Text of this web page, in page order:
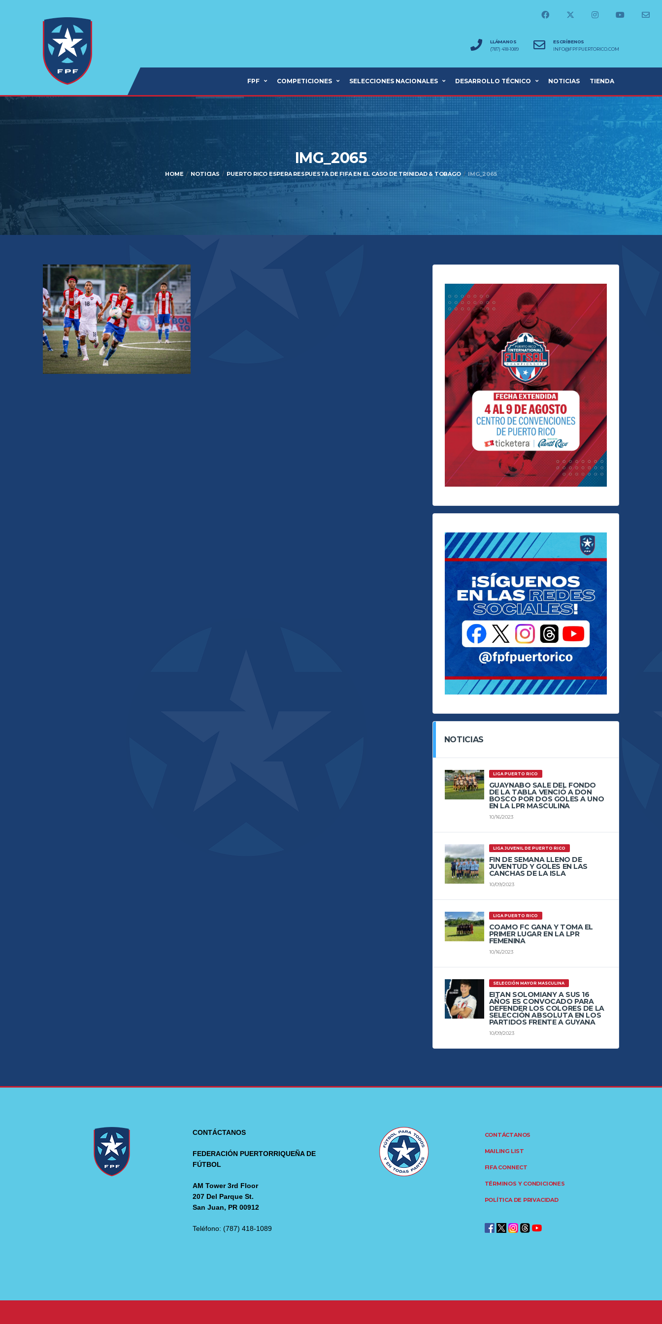
LLÁMANOS
(787) 418-1089
ESCRÍBENOS
INFO@FPFPUERTORICO.COM
FPF COMPETICIONES SELECCIONES NACIONALES DESARROLLO TÉCNICO NOTICIAS TIENDA
IMG_2065
HOME NOTICIAS PUERTO RICO ESPERA RESPUESTA DE FIFA EN EL CASO DE TRINIDAD & TOBAGO IMG_2065
NOTICIAS
LIGA PUERTO RICO
GUAYNABO SALE DEL FONDO
DE LA TABLA VENCIÓ A DON
BOSCO POR DOS GOLES A UNO
EN LA LPR MASCULINA
10/16/2023
LIGA JUVENIL DE PUERTO RICO
FIN DE SEMANA LLENO DE
JUVENTUD Y GOLES EN LAS
CANCHAS DE LA ISLA
10/09/2023
LIGA PUERTO RICO
COAMO FC GANA Y TOMA EL
PRIMER LUGAR EN LA LPR
FEMENINA
10/16/2023
SELECCIÓN MAYOR MASCULINA
EITAN SOLOMIANY A SUS 16
AÑOS ES CONVOCADO PARA
DEFENDER LOS COLORES DE LA
SELECCIÓN ABSOLUTA EN LOS
PARTIDOS FRENTE A GUYANA
10/09/2023
CONTÁCTANOS
FEDERACIÓN PUERTORRIQUEÑA DE
FÚTBOL
AM Tower 3rd Floor
207 Del Parque St.
San Juan, PR 00912
Teléfono: (787) 418-1089
CONTÁCTANOS
MAILING LIST
FIFA CONNECT
TÉRMINOS Y CONDICIONES
POLÍTICA DE PRIVACIDAD